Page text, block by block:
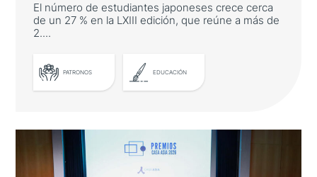
El número de estudiantes japoneses crece cerca
de un 27 % en la LXIII edición, que reúne a más de
2....
PATRONOS EDUCACIÓN
Japón refuerza su presencia en los
Cursos Internacionales de Verano